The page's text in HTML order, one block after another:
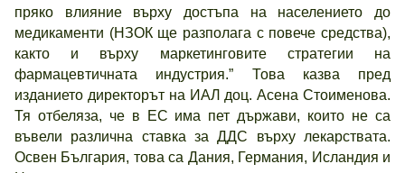
пряко влияние върху достъпа на населението до
медикаменти (НЗОК ще разполага с повече средства),
както и върху маркетинговите стратегии на
фармацевтичната индустрия.” Това казва пред
изданието директорът на ИАЛ доц. Асена Стоименова.
Тя отбеляза, че в ЕС има пет държави, които не са
въвели различна ставка за ДДС върху лекарствата.
Освен България, това са Дания, Германия, Исландия и